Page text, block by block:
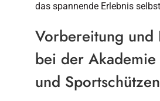
das spannende Erlebnis
Vorbereitung und
bei der Akademie
und Sportschützen